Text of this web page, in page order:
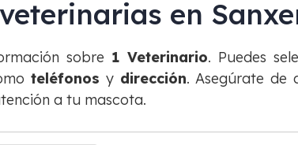
en
sobre 1 Veterinario. Puedes
teléfonos y dirección. Asegúrate de
a tu mascota.